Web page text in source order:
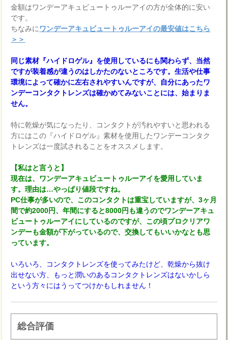
金額はワンデーアキュビュートゥルーアイの方が全体的に安い
です。
ちなみに ワンデーアキュビュートゥルーアイの最安値はこちら
＞＞
同じ素材『ハイドロゲル』を使用しているにも関わらず、当然
ですが装着感が違うのはしかたのないところです。生活や仕事
環境によって確かに左右されやすいんですが、自分にあったワ
ンデーコンタクトレンズは確かめてみないことには、始まりま
せん。
特に乾燥が気になったり、コンタクトが汚れやすいと思われる
方にはこの『ハイドロゲル』素材を使用したワンデーコンタク
トレンズは一度試されることをオススメします。
【私はと言うと】
現在は、ワンデーアキュビュートゥルーアイを愛用していま
す。理由は…やっぱり値段ですね。
PC仕事が多いので、このコンタクトは重宝していますが、3ヶ月
間で約2000円、年間にすると8000円も違うのでワンデーアキュ
ビュートゥルーアイにしているのですが、この頃プロクリアワ
ンデーも金額が下がっているので、交換してもいいかなとも思
っています。
いろいろ、コンタクトレンズを使ってみたけど、乾燥から抜け
出せない方、もっと潤いのあるコンタクトレンズはないかしら
という方々にはうってつけかもしれません！
総合評価